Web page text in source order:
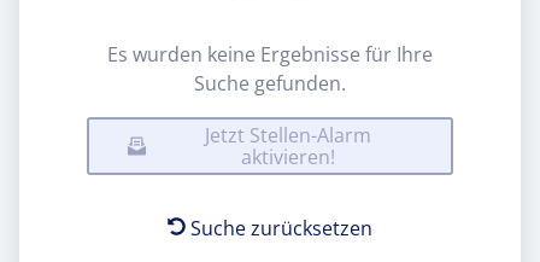
Es wurden keine Ergebnisse für Ihre
Suche gefunden.
Jetzt Stellen-Alarm
aktivieren!
Suche zurücksetzen